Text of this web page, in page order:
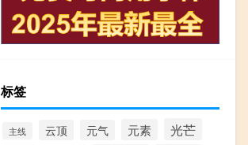
标签
主线 云顶 元气 元素 光芒